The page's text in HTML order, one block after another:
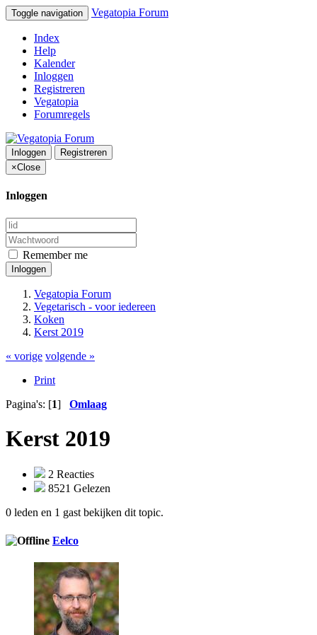
Toggle navigation Vegatopia Forum
Index
Help
Kalender
Inloggen
Registreren
Vegatopia
Forumregels
Inloggen
Registreren
×Close
Inloggen
Remember me
Inloggen
Vegatopia Forum
Vegetarisch - voor iedereen
Koken
Kerst 2019
« vorige volgende »
Print
Pagina's: [1] Omlaag
Kerst 2019
2 Reacties
8521 Gelezen
0 leden en 1 gast bekijken dit topic.
Eelco